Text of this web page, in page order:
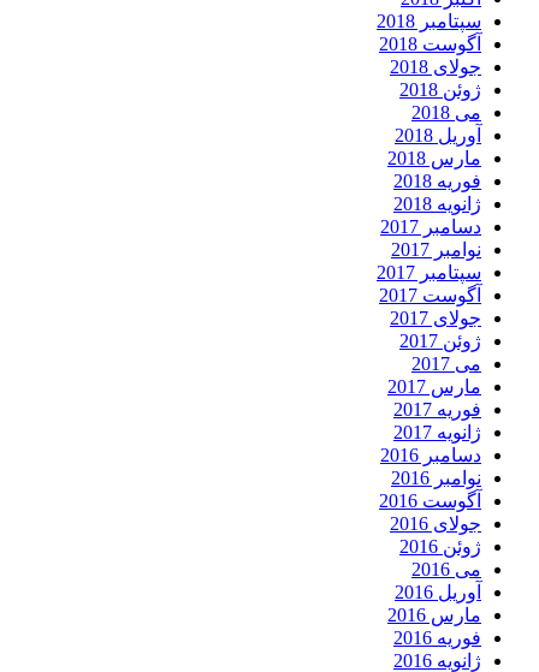
سپتامبر 2018
آگوست 2018
جولای 2018
ژوئن 2018
می 2018
آوریل 2018
مارس 2018
فوریه 2018
ژانویه 2018
دسامبر 2017
نوامبر 2017
سپتامبر 2017
آگوست 2017
جولای 2017
ژوئن 2017
می 2017
مارس 2017
فوریه 2017
ژانویه 2017
دسامبر 2016
نوامبر 2016
آگوست 2016
جولای 2016
ژوئن 2016
می 2016
آوریل 2016
مارس 2016
فوریه 2016
ژانویه 2016